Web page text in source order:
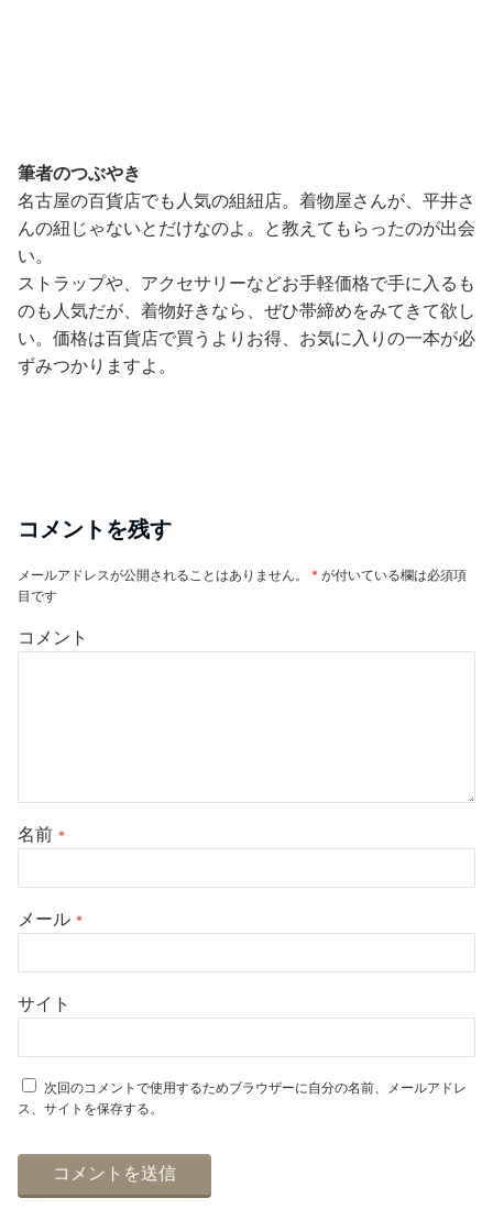
筆者のつぶやき
名古屋の百貨店でも人気の組紐店。着物屋さんが、平井さ
んの紐じゃないとだけなのよ。と教えてもらったのが出会
い。
ストラップや、アクセサリーなどお手軽価格で手に入るも
のも人気だが、着物好きなら、ぜひ帯締めをみてきて欲し
い。価格は百貨店で買うよりお得、お気に入りの一本が必
ずみつかりますよ。
コメントを残す
メールアドレスが公開されることはありません。 * が付いている欄は必須項
目です
コメント
名前 *
メール *
サイト
次回のコメントで使用するためブラウザーに自分の名前、メールアドレ
ス、サイトを保存する。